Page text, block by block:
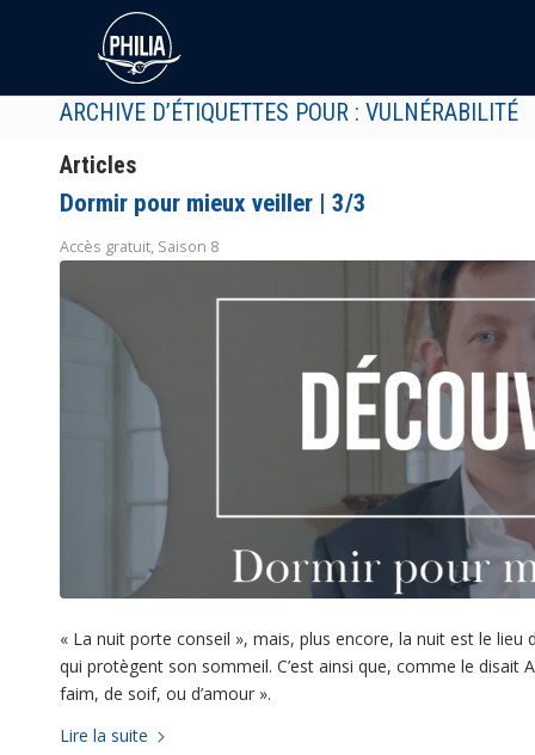
ARCHIVE D’ÉTIQUETTES POUR : VULNÉRABILITÉ
Articles
Dormir pour mieux veiller | 3/3
Accès gratuit, Saison 8
« La nuit porte conseil », mais, plus encore, la nuit est le lieu
qui protègent son sommeil. C’est ainsi que, comme le
faim, de soif, ou d’amour ».
Lire la suite